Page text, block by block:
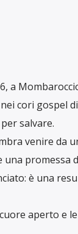
a
cori gospel di
salvare.
venire da
una promessa
è una
aperto e